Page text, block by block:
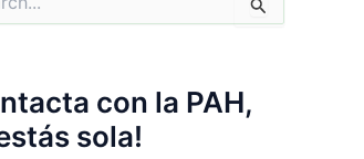
con la PAH,
sola!